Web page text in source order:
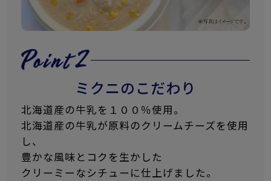
ミクニのこだわり
北海道産の牛乳を１００％使用。
北海道産の牛乳が原料のクリームチーズを使用
し、
豊かな風味とコクを生かした
クリーミーなシチューに仕上げました。